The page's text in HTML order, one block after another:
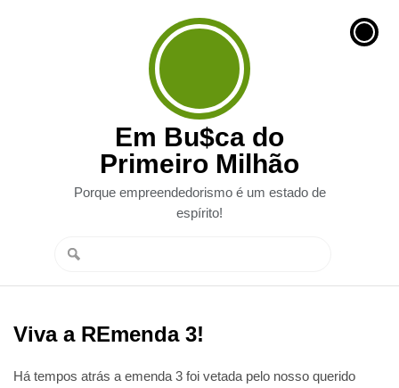
Em Bu$ca do
Primeiro Milhão
Porque empreendedorismo é um estado de
espírito!
Viva a REmenda 3!
Há tempos atrás a emenda 3 foi vetada pelo nosso querido